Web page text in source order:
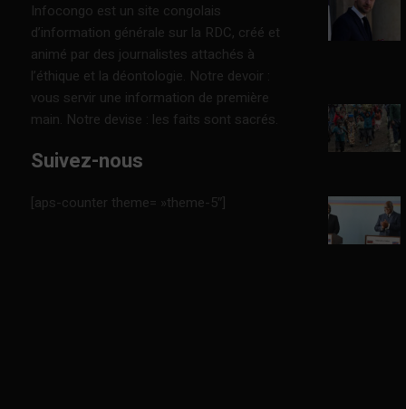
Infocongo est un site congolais
d’information générale sur la RDC, créé et
animé par des journalistes attachés à
l’éthique et la déontologie. Notre devoir :
vous servir une information de première
main. Notre devise : les faits sont sacrés.
Suivez-nous
[aps-counter theme= »theme-5″]